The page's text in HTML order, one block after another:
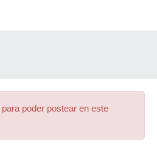
para poder postear en este